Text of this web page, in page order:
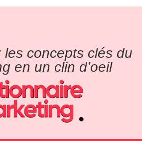
les concepts clés du
en un clin d’oeil